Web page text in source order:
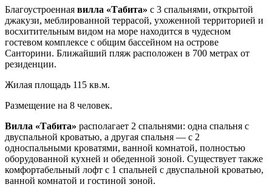
Благоустроенная вилла «Табита» с 3 спальнями, открытой
джакузи, меблированной террасой, ухоженной территорией и
восхитительным видом на море находится в чудесном
гостевом комплексе с общим бассейном на острове
Санторини. Ближайший пляж расположен в 700 метрах от
резиденции.
Жилая площадь 115 кв.м.
Размещение на 8 человек.
Вилла «Табита» располагает 2 спальнями: одна спальня с
двуспальной кроватью, а другая спальня — с 2
односпальными кроватями, ванной комнатой, полностью
оборудованной кухней и обеденной зоной. Существует также
комфортабельный лофт с 1 спальней с двуспальной кроватью,
ванной комнатой и гостиной зоной.